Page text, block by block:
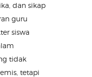
dan sikap
guru
siswa
tidak
tetapi